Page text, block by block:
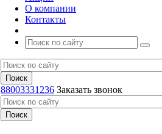
О компании
Контакты
88003331236 Заказать звонок